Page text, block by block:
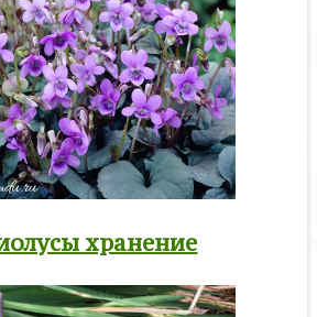
хранение